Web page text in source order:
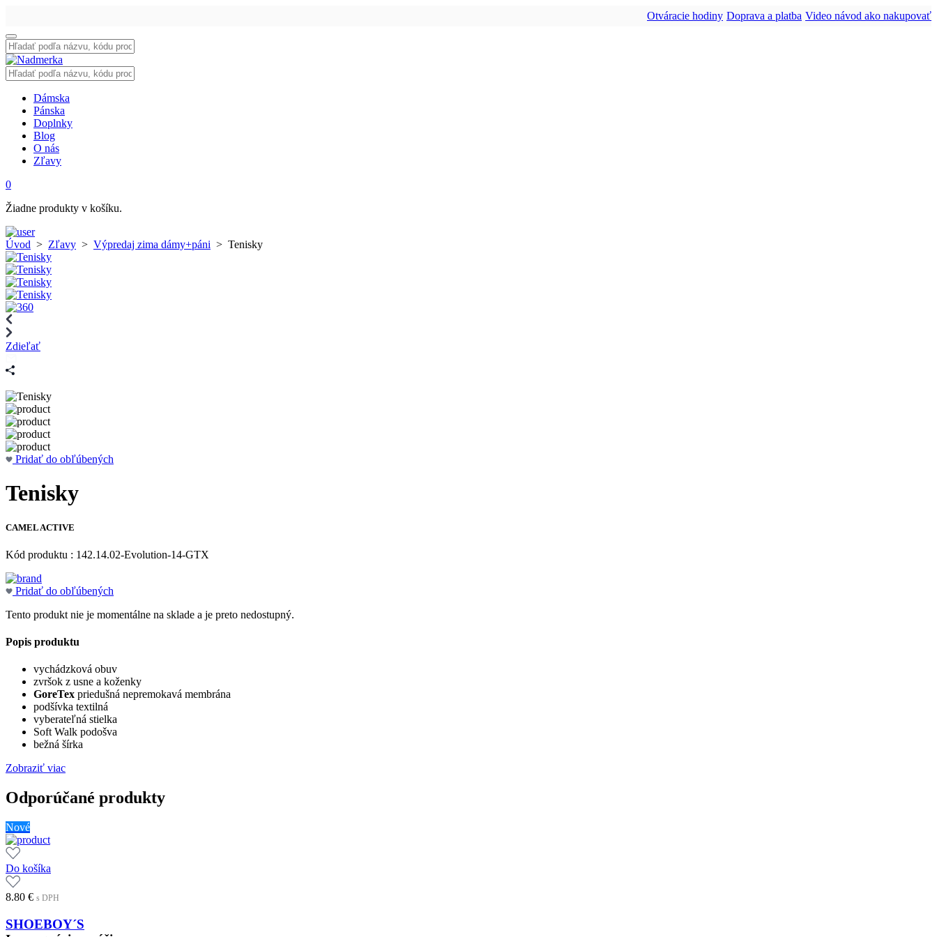
Otváracie hodiny Doprava a platba Video návod ako nakupovať
Vyhľadať:
Vyhľadať:
Dámska
Pánska
Doplnky
Blog
O nás
Zľavy
0
Žiadne produkty v košíku.
Úvod > Zľavy > Výpredaj zima dámy+páni > Tenisky
Zdieľať
Pridať do obľúbených
Tenisky
CAMEL ACTIVE
Kód produktu : 142.14.02-Evolution-14-GTX
Pridať do obľúbených
Tento produkt nie je momentálne na sklade a je preto nedostupný.
Popis produktu
vychádzková obuv
zvršok z usne a koženky
GoreTex priedušná nepremokavá membrána
podšívka textilná
vyberateľná stielka
Soft Walk podošva
bežná šírka
Zobraziť viac
Odporúčané produkty
Nové
Do košíka
8.80 € s DPH
SHOEBOY´S